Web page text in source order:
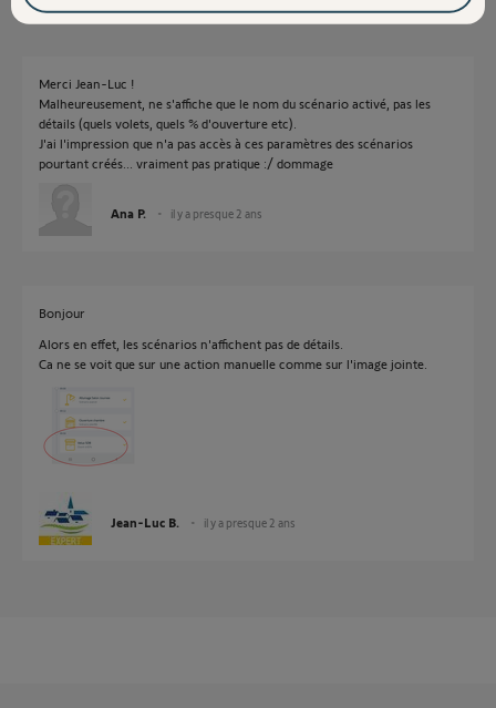
Merci Jean-Luc !
Malheureusement, ne s'affiche que le nom du scénario activé, pas les
détails (quels volets, quels % d'ouverture etc).
J'ai l'impression que n'a pas accès à ces paramètres des scénarios
pourtant créés... vraiment pas pratique :/ dommage
Ana P. il y a presque 2 ans
Bonjour
Alors en effet, les scénarios n'affichent pas de détails.
Ca ne se voit que sur une action manuelle comme sur l'image jointe.
Jean-Luc B. il y a presque 2 ans